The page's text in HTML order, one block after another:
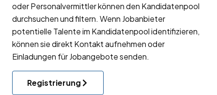
oder Personalvermittler können den Kandidatenpool
durchsuchen und filtern. Wenn Jobanbieter
potentielle Talente im Kandidatenpool identifizieren,
können sie direkt Kontakt aufnehmen oder
Einladungen für Jobangebote senden.
Registrierung